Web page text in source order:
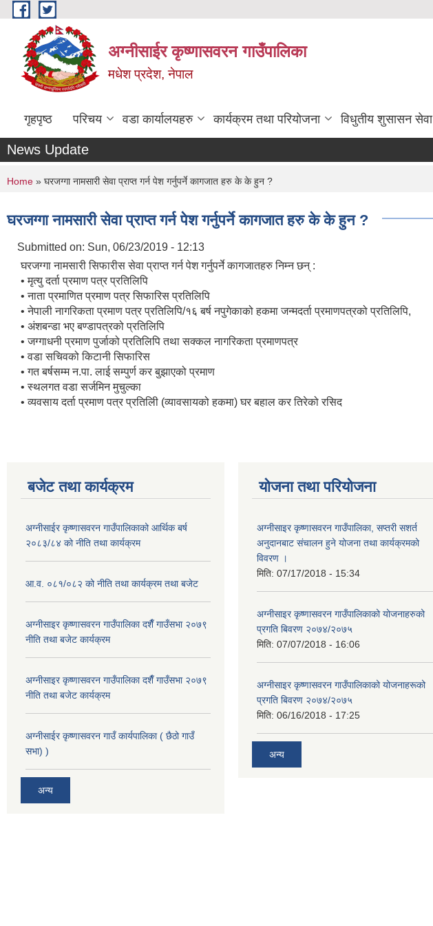
Skip to main content
अग्नीसाईर कृष्णासवरन गाउँपालिका
मधेश प्रदेश, नेपाल
गृहपृष्ठ परिचय वडा कार्यालयहरु कार्यक्रम तथा परियोजना विधुतीय शुसासन सेवा
News Update
You are here
Home » घरजग्गा नामसारी सेवा प्राप्त गर्न पेश गर्नुपर्ने कागजात हरु के के हुन ?
घरजग्गा नामसारी सेवा प्राप्त गर्न पेश गर्नुपर्ने कागजात हरु के के हुन ?
Submitted on: Sun, 06/23/2019 - 12:13
घरजग्गा नामसारी सिफारीस सेवा प्राप्त गर्न पेश गर्नुपर्ने कागजातहरु निम्न छन् :
• मृत्यु दर्ता प्रमाण पत्र प्रतिलिपि
• नाता प्रमाणित प्रमाण पत्र सिफारिस प्रतिलिपि
• नेपाली नागरिकता प्रमाण पत्र प्रतिलिपि/१६ बर्ष नपुगेकाको हकमा जन्मदर्ता प्रमाणपत्रको प्रतिलिपि,
• अंशबन्डा भए बण्डापत्रको प्रतिलिपि
• जग्गाधनी प्रमाण पुर्जाको प्रतिलिपि तथा सक्कल नागरिकता प्रमाणपत्र
• वडा सचिवको किटानी सिफारिस
• गत बर्षसम्म न.पा. लाई सम्पुर्ण कर बुझाएको प्रमाण
• स्थलगत वडा सर्जमिन मुचुल्का
• व्यवसाय दर्ता प्रमाण पत्र प्रतिलिी (व्यावसायको हकमा) घर बहाल कर तिरेको रसिद
बजेट तथा कार्यक्रम
अग्नीसाईर कृष्णासवरन गाउँपालिकाको आर्थिक बर्ष
२०८३/८४ को नीति तथा कार्यक्रम
आ.व. ०८१/०८२ को नीति तथा कार्यक्रम तथा बजेट
अग्नीसाइर कृष्णासवरन गाउँपालिका दशैँ गाउँसभा २०७९
नीति तथा बजेट कार्यक्रम
अग्नीसाइर कृष्णासवरन गाउँपालिका दशैँ गाउँसभा २०७९
नीति तथा बजेट कार्यक्रम
अग्नीसाईर कृष्णासवरन गाउँ कार्यपालिका ( छैठो गाउँ
सभा) )
अन्य
योजना तथा परियोजना
अग्नीसाइर कृष्णासवरन गाउँपालिका, सप्तरी सशर्त
अनुदानबाट संचालन हुने योजना तथा कार्यक्रमको
विवरण ।
मिति: 07/17/2018 - 15:34
अग्नीसाइर कृष्णासवरन गाउँपालिकाको योजनाहरुको
प्रगति बिवरण २०७४/२०७५
मिति: 07/07/2018 - 16:06
अग्नीसाइर कृष्णासवरन गाउँपालिकाको योजनाहरूको
प्रगति बिवरण २०७४/२०७५
मिति: 06/16/2018 - 17:25
अन्य